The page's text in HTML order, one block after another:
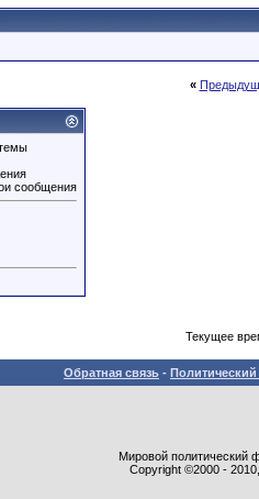
«
сообщения
Текущее
Обратная связь -
Мировой политический
Copyright ©2000 -